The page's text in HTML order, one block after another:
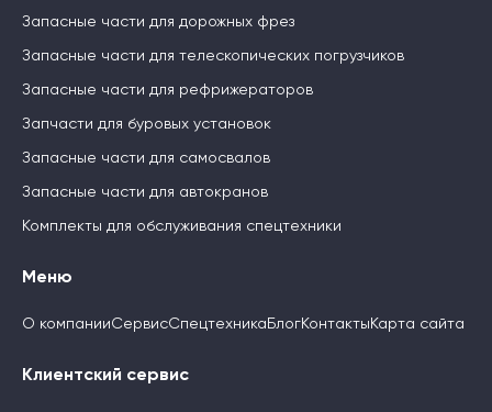
Запасные части для дорожных фрез
Запасные части для телескопических погрузчиков
Запасные части для рефрижераторов
Запчасти для буровых установок
Запасные части для самосвалов
Запасные части для автокранов
Комплекты для обслуживания спецтехники
Меню
О компанииСервисСпецтехника БлогКонтакты Карта сайта
Клиентский сервис